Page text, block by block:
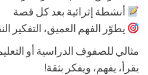
أنشطة إثرائية بعد كل قصة
يطوّر الفهم العميق، التفكير
مثالي للصفوف الدراسية أو
يقرأ، يفهم، ويفكر بثقة!